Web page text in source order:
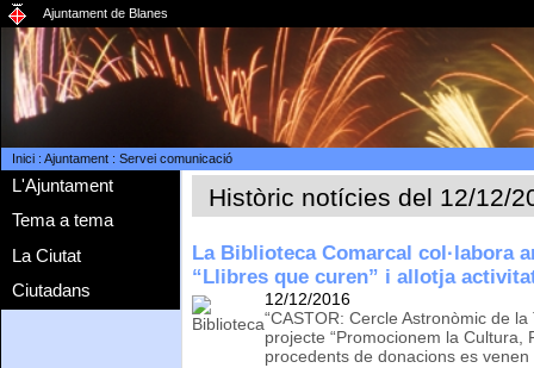
Ajuntament de Blanes
Inici: Ajuntament: Servei comunicació
L'Ajuntament
Tema a tema
La Ciutat
Ciutadans
Històric notícies del 12/12/
La Biblioteca Comarcal col·labora
“Llibres que curen” i allotja
12/12/2016
“CASTOR: Cercle Astronòmic de
projecte “Promocionem la Cultura,
procedents de donacions es venen